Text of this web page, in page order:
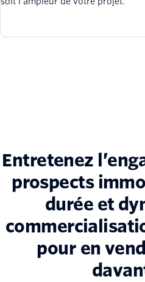
Entretenez
prospects
durée et
pour en